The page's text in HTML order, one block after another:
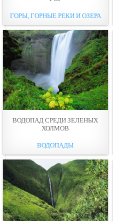
ГОРЫ, ГОРНЫЕ РЕКИ И ОЗЕРА
ВОДОПАД СРЕДИ ЗЕЛЕНЫХ
ХОЛМОВ
ВОДОПАДЫ